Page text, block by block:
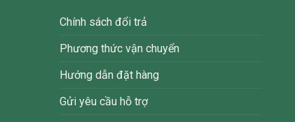
Chính sách đổi trả
Phương thức vận chuyển
Hướng dẫn đặt hàng
Gửi yêu cầu hỗ trợ